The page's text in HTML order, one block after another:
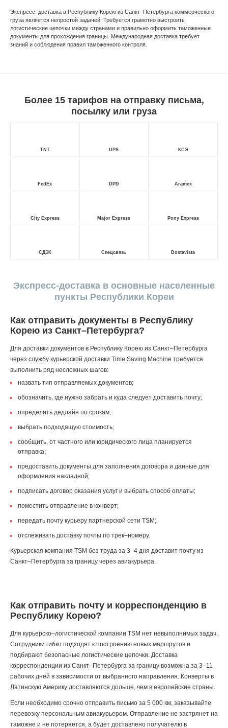
Экспресс–доставка в Республику Корею из Санкт–Петербурга коммерческого
груза является непростой задачей. Требуется грамотно выстроить
логистические цепочки между странами и правильно оформить таможенные
документы для прохождения границы. Международная доставка требует
знаний и соблюдения правил таможенного контроля.
Более 15 тарифов на отправку письма,
посылку или груза
TNT UPS КСЭ
FedEx DPD Aramex
City Express Major Express Pony Express
СДЭК Спецсвязь Dostavista
Экспресс-доставка в основные населенные
пункты Республики Кореи
Как отправить документы в Республику
Корею из Санкт–Петербурга?
Для доставки документов в Республику Корею из Санкт–Петербурга
через службу курьерской доставки Time Saving Machine требуется
выполнить ряд несложных шагов:
назвать тип отправляемых документов;
обозначить, где нужно забрать и куда следует доставить почту;
определить дедлайн по срокам;
выбрать подходящую стоимость;
сообщить, от частного или юридического лица планируется
отправка;
предоставить документы для заполнения договора и данные для
оформления накладной;
подписать договор оказания услуг и выбрать способ оплаты;
поместить отправление в конверт;
передать почту курьеру партнерской сети TSM;
отслеживать доставку почты по трек–номеру.
Курьерская компания TSM без труда за 3–4 дня доставит почту из
Санкт–Петербурга за границу через авиакурьера.
Как отправить почту и корреспонденцию в
Республику Корею?
Для курьерско–логистической компании TSM нет невыполнимых задач.
Сотрудники гибко подходят к построению новых маршрутов и
подбирают безопасные логистические цепочки. Доставка
корреспонденции из Санкт–Петербурга за границу возможна за 3–11
рабочих дней в зависимости от выбранного направления. Конверты в
Латинскую Америку доставляются дольше, чем в европейские страны.
Если необходимо срочно отправить письмо за 5 000 км, заказывайте
перевозку персональным авиакурьером. Отправление не застрянет на
таможне и не потеряется, а будет доставлено получателю в